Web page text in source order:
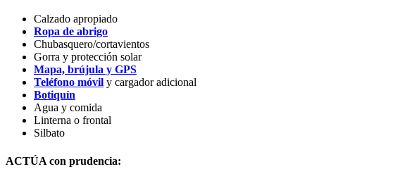
Calzado apropiado
Ropa de abrigo
Chubasquero/cortavientos
Gorra y protección solar
Mapa, brújula y GPS
Teléfono móvil y cargador adicional
Botiquín
Agua y comida
Linterna o frontal
Silbato
ACTÚA con prudencia: